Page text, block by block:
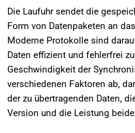
Die Laufuhr sendet die
Form von Datenpaketen an
Moderne Protokolle sind
Daten effizient und fehlerfrei
Geschwindigkeit der
verschiedenen Faktoren ab,
der zu übertragenden Daten,
Version und die Leistung